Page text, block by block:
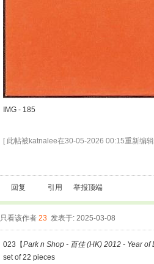
IMG - 185
[ 此帖被katnalee在30-05-2026 00:15重新编
回复 引用 举报顶端
只看该作者 23 发表于: 2025-03-08
023【Park n Shop - 百佳 (HK) 2012 - Year of
set of 22 pieces